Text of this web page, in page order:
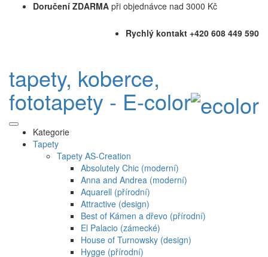
Doručení ZDARMA při objednávce nad 3000 Kč
Rychlý kontakt +420 608 449 590
tapety, koberce,
fototapety - E-color
Kategorie
Tapety
Tapety AS-Creation
Absolutely Chic (moderní)
Anna and Andrea (moderní)
Aquarell (přírodní)
Attractive (design)
Best of Kámen a dřevo (přírodní)
El Palacio (zámecké)
House of Turnowsky (design)
Hygge (přírodní)